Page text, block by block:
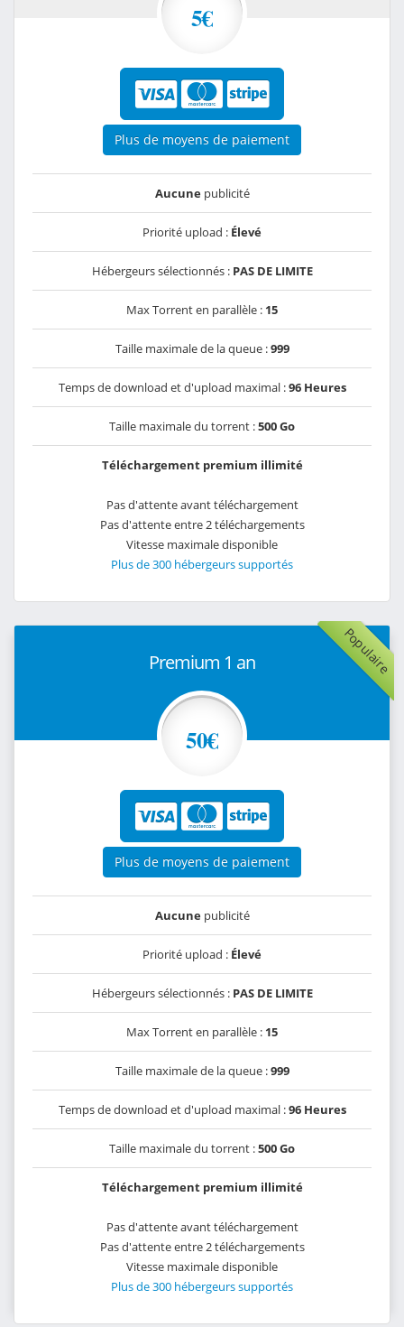
5€
Plus de moyens de paiement
Aucunepublicité
Priorité upload : Élevé
Hébergeurs sélectionnés : PAS DE LIMITE
Max Torrent en parallèle : 15
Taille maximale de la queue :999
Temps de download et d'upload maximal :96 Heures
Taille maximale du torrent :500 Go
Téléchargement premium illimité
Pas d'attente avant téléchargement
Pas d'attente entre 2 téléchargements
Vitesse maximale disponible
Plus de 300 hébergeurs supportés
Populaire
Premium 1 an
50€
Plus de moyens de paiement
Aucunepublicité
Priorité upload : Élevé
Hébergeurs sélectionnés : PAS DE LIMITE
Max Torrent en parallèle : 15
Taille maximale de la queue :999
Temps de download et d'upload maximal :96 Heures
Taille maximale du torrent :500 Go
Téléchargement premium illimité
Pas d'attente avant téléchargement
Pas d'attente entre 2 téléchargements
Vitesse maximale disponible
Plus de 300 hébergeurs supportés